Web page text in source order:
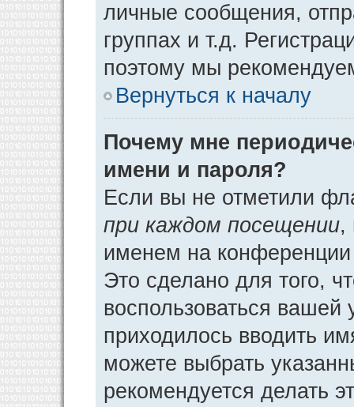
личные сообщения,
группах и т.д.
поэтому мы
Вернуться к началу
Почему мне
имени и пароля?
Если вы не отметили
при каждом посещении,
именем на конференции
Это сделано для того,
воспользоваться
приходилось вводить
можете выбрать
рекомендуется делать